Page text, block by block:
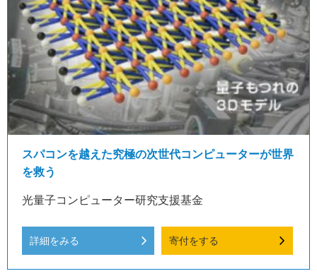
スパコンを越えた究極の次世代コンピューターが世界
を救う
光量子コンピューター研究支援基金
詳細をみる 寄付をする